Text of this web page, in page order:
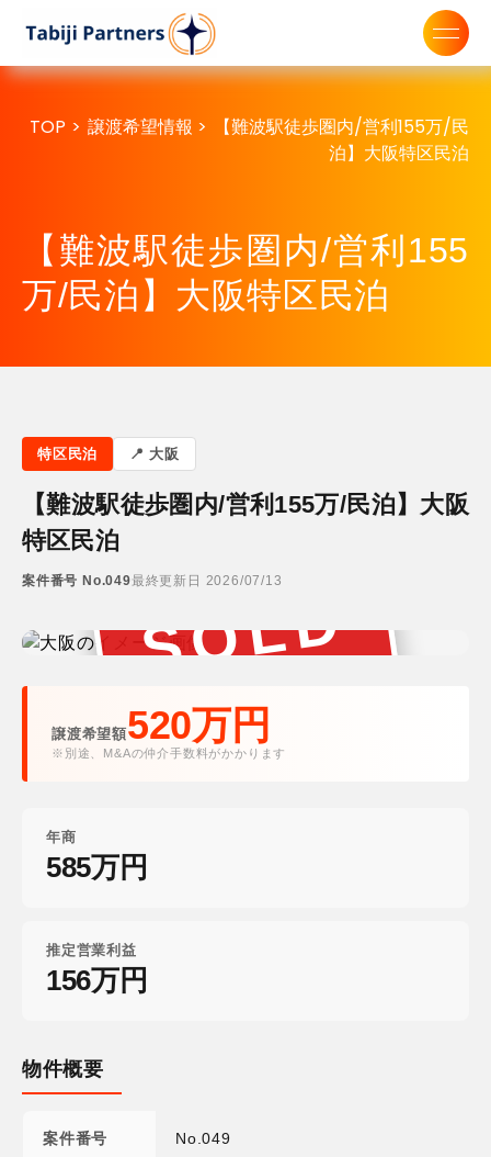
TOP > 譲渡希望情報 >
【難波駅徒歩圏内/営利155万/民
泊】大阪特区民泊
【難波駅徒歩圏内/営利155
万/民泊】大阪特区民泊
特区民泊 大阪
【難波駅徒歩圏内/営利155万/民泊】大阪
特区民泊
案件番号 No.049最終更新日 2026/07/13
SOLD
譲渡希望額520万円
※別途、M&Aの仲介手数料がかかります
年商
585万円
推定営業利益
156万円
物件概要
案件番号 No.049